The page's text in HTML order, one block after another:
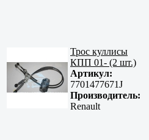
Трос куллисы
КПП 01- (2 шт.)
Артикул:
7701477671J
Производитель:
Renault